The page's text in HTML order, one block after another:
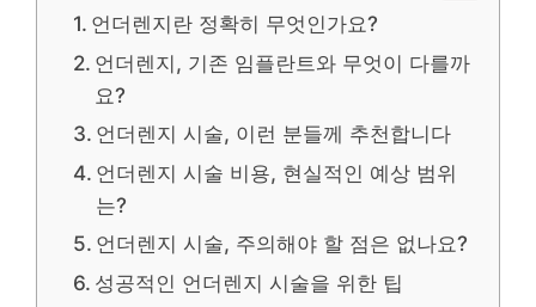
언더렌지란 정확히 무엇인가요?
언더렌지, 기존 임플란트와 무엇이 다를까
요?
언더렌지 시술, 이런 분들께 추천합니다
언더렌지 시술 비용, 현실적인 예상 범위
는?
언더렌지 시술, 주의해야 할 점은 없나요?
성공적인 언더렌지 시술을 위한 팁